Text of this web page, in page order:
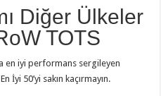
Diğer Ülkeler
TOTS
en iyi performans sergileyen
İyi 50’yi sakın kaçırmayın.